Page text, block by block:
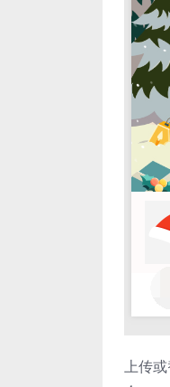
上传